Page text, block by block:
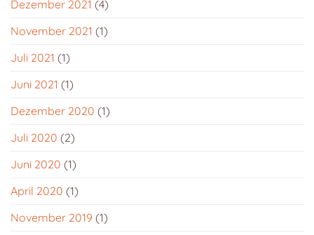
Dezember 2021 (4)
November 2021 (1)
Juli 2021 (1)
Juni 2021 (1)
Dezember 2020 (1)
Juli 2020 (2)
Juni 2020 (1)
April 2020 (1)
November 2019 (1)